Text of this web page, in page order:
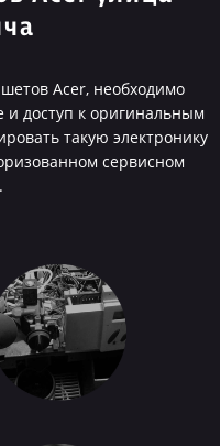
Acer, необходимо
и доступ к оригинальным
такую электронику
сервисном